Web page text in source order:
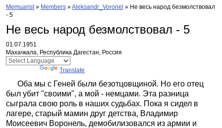
Memuarist» Members »Aleksandr_Voronel » Не весь народ безмолствовал
- 5
Не весь народ безмолствовал - 5
01.07.1951
Махачкала, Республика Дагестан, Россия
Translate
Оба мы с Геней были безотцовщиной. Но его отец
был убит "своими", а мой - немцами. Эта разница
сыграла свою роль в наших судьбах. Пока я сидел в
лагере, старый мамин друг детства, Владимир
Моисеевич Воронель, демобилизовался из армии и